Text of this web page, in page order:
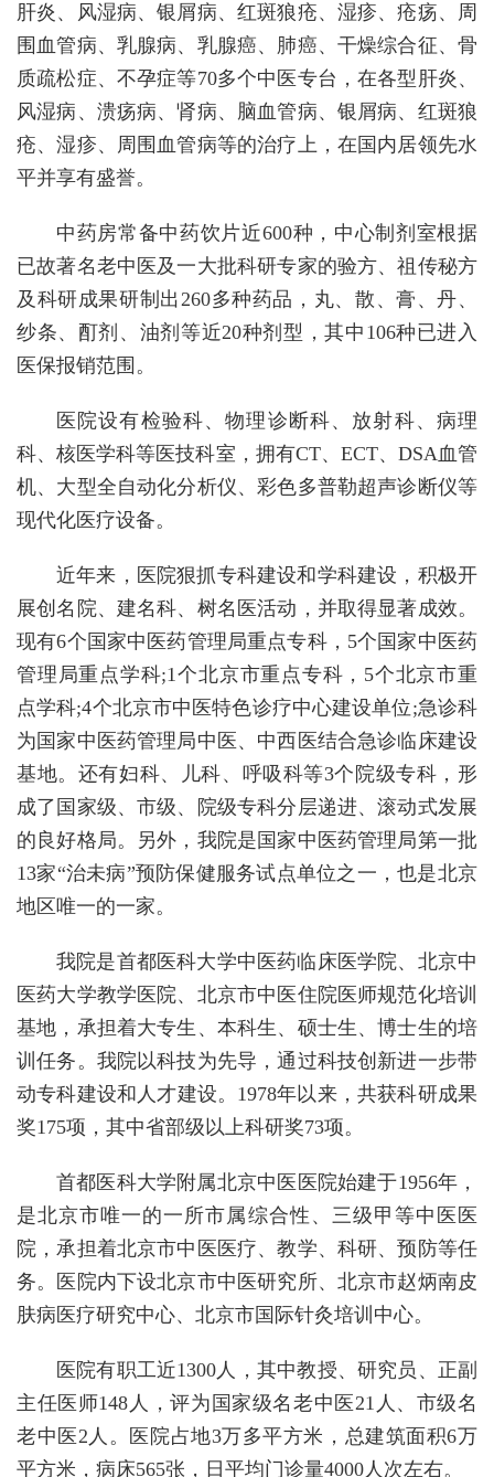
肝炎、风湿病、银屑病、红斑狼疮、湿疹、疮疡、周
围血管病、乳腺病、乳腺癌、肺癌、干燥综合征、骨
质疏松症、不孕症等70多个中医专台，在各型肝炎、
风湿病、溃疡病、肾病、脑血管病、银屑病、红斑狼
疮、湿疹、周围血管病等的治疗上，在国内居领先水
平并享有盛誉。
中药房常备中药饮片近600种，中心制剂室根据
已故著名老中医及一大批科研专家的验方、祖传秘方
及科研成果研制出260多种药品，丸、散、膏、丹、
纱条、酊剂、油剂等近20种剂型，其中106种已进入
医保报销范围。
医院设有检验科、物理诊断科、放射科、病理
科、核医学科等医技科室，拥有CT、ECT、DSA血管
机、大型全自动化分析仪、彩色多普勒超声诊断仪等
现代化医疗设备。
近年来，医院狠抓专科建设和学科建设，积极开
展创名院、建名科、树名医活动，并取得显著成效。
现有6个国家中医药管理局重点专科，5个国家中医药
管理局重点学科;1个北京市重点专科，5个北京市重
点学科;4个北京市中医特色诊疗中心建设单位;急诊科
为国家中医药管理局中医、中西医结合急诊临床建设
基地。还有妇科、儿科、呼吸科等3个院级专科，形
成了国家级、市级、院级专科分层递进、滚动式发展
的良好格局。另外，我院是国家中医药管理局第一批
13家“治未病”预防保健服务试点单位之一，也是北京
地区唯一的一家。
我院是首都医科大学中医药临床医学院、北京中
医药大学教学医院、北京市中医住院医师规范化培训
基地，承担着大专生、本科生、硕士生、博士生的培
训任务。我院以科技为先导，通过科技创新进一步带
动专科建设和人才建设。1978年以来，共获科研成果
奖175项，其中省部级以上科研奖73项。
首都医科大学附属北京中医医院始建于1956年，
是北京市唯一的一所市属综合性、三级甲等中医医
院，承担着北京市中医医疗、教学、科研、预防等任
务。医院内下设北京市中医研究所、北京市赵炳南皮
肤病医疗研究中心、北京市国际针灸培训中心。
医院有职工近1300人，其中教授、研究员、正副
主任医师148人，评为国家级名老中医21人、市级名
老中医2人。医院占地3万多平方米，总建筑面积6万
平方米，病床565张，日平均门诊量4000人次左右。